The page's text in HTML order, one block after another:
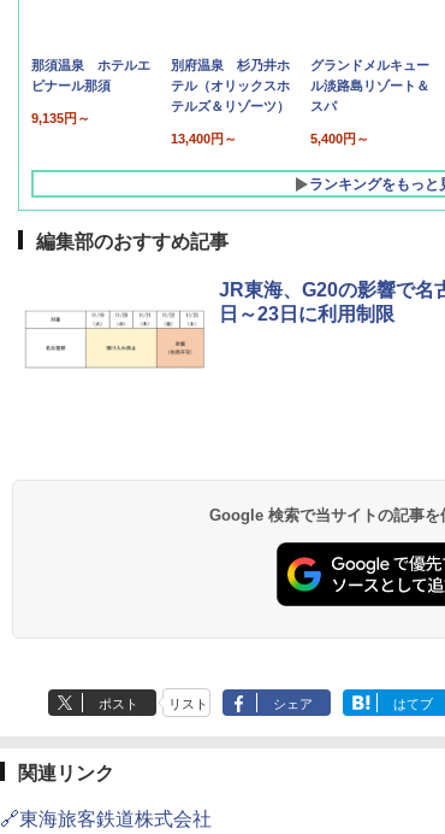
那須温泉 ホテルエ
ピナール那須
9,135円～
別府温泉 杉乃井ホ
テル（オリックスホ
テルズ＆リゾーツ）
13,400円～
グランドメルキュー
ル淡路島リゾート＆
スパ
5,400円～
ランキングをもっと
10,450円～
19,541円～
7,950円～
5,758円～
編集部のおすすめ記事
JR東海、G20の影響で名
日～23日に利用制限
Google 検索で当サイトの記事を
ポスト リスト シェア はてブ
関連リンク
🔗東海旅客鉄道株式会社